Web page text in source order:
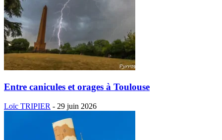
Entre canicules et orages à Toulouse
Loïc TRIPIER - 29 juin 2026